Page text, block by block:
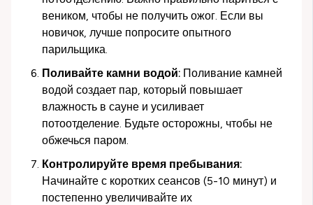
веником, чтобы не получить ожог. Если вы
новичок, лучше попросите опытного
парильщика.
Поливайте камни водой: Поливание камней
водой создает пар, который повышает
влажность в сауне и усиливает
потоотделение. Будьте осторожны, чтобы не
обжечься паром.
Контролируйте время пребывания:
Начинайте с коротких сеансов (5-10 минут) и
постепенно увеличивайте их